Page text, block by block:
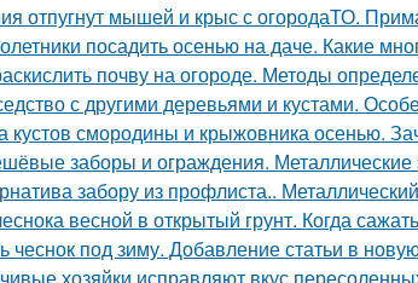
отпугнут мышей и крыс с огородаТО.
посадить осенью на даче. Какие
почву на огороде. Методы
с другими деревьями и кустами.
кустов смородины и крыжовника осенью.
заборы и ограждения. Металлические
забору из профлиста..
весной в открытый грунт. Когда
чеснок под зиму. Добавление статьи в